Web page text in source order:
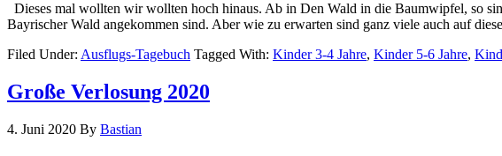
Dieses mal wollten wir wollten hoch hinaus. Ab in Den Wald in die Baumwipfel, so
Bayrischer Wald angekommen sind. Aber wie zu erwarten sind ganz viele auch auf
Filed Under: Ausflugs-Tagebuch Tagged With: Kinder 3-4 Jahre, Kinder 5-6 Jahre,
Große Verlosung 2020
4. Juni 2020 By Bastian